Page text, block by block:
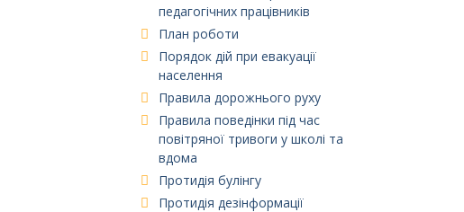
педагогічних працівників
План роботи
Порядок дій при евакуації
населення
Правила дорожнього руху
Правила поведінки під час
повітряної тривоги у школі та
вдома
Протидія булінгу
Протидія дезінформації